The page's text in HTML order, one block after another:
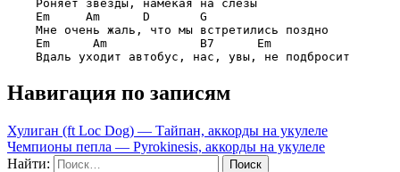
    Роняет звезды, намекая на слезы
Em     Am      D       G
    Мне очень жаль, что мы встретились поздно
Em      Am             B7      Em
Навигация по записям
Хулиган (ft Loc Dog) — Тайпан, аккорды на укулеле
Чемпионы пепла — Pyrokinesis, аккорды на укулеле
Найти: